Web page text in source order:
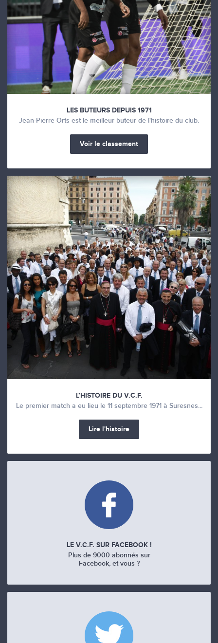
LES BUTEURS DEPUIS 1971
Jean-Pierre Orts est le meilleur buteur de l'histoire du club.
Voir le classement
L’HISTOIRE DU V.C.F.
Le premier match a eu lieu le 11 septembre 1971 à Suresnes...
Lire l'histoire
LE V.C.F. SUR FACEBOOK !
Plus de 9000 abonnés sur
Facebook, et vous ?